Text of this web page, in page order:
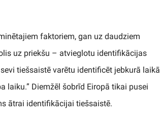
faktoriem, gan uz daudziem
uz priekšu – atvieglotu identifikācijas
tiešsaistē varētu identificēt jebkurā laikā
laiku.” Diemžēl šobrīd Eiropā tikai pusei
ātrai identifikācijai tiešsaistē.